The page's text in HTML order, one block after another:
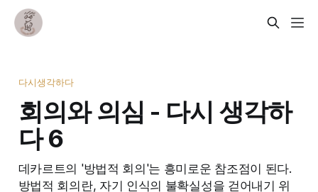
다시생각하다
회의와 의심 - 다시 생각하
다 6
데카르트의 '방법적 회의'는 흥미로운 참조점이 된다.
방법적 회의란, 자기 인식의 불확실성을 걷어내기 위